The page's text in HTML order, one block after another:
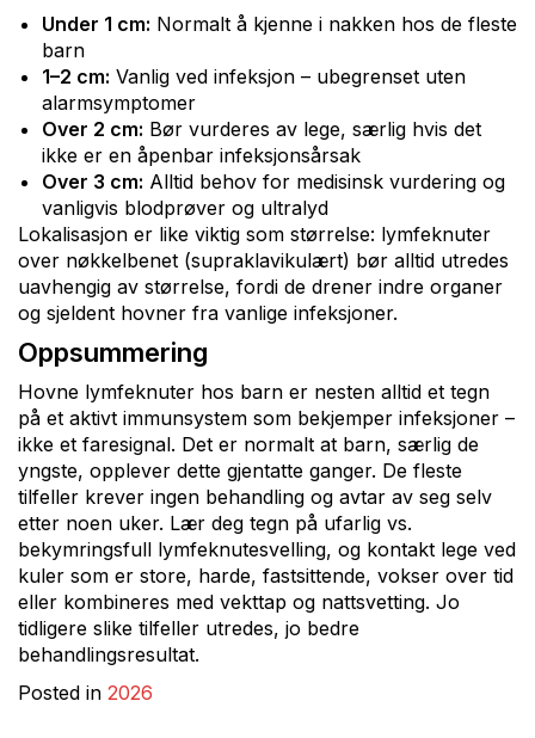
Under 1 cm: Normalt å kjenne i nakken hos de fleste
barn
1–2 cm: Vanlig ved infeksjon – ubegrenset uten
alarmsymptomer
Over 2 cm: Bør vurderes av lege, særlig hvis det
ikke er en åpenbar infeksjonsårsak
Over 3 cm: Alltid behov for medisinsk vurdering og
vanligvis blodprøver og ultralyd
Lokalisasjon er like viktig som størrelse: lymfeknuter
over nøkkelbenet (supraklavikulært) bør alltid utredes
uavhengig av størrelse, fordi de drener indre organer
og sjeldent hovner fra vanlige infeksjoner.
Oppsummering
Hovne lymfeknuter hos barn er nesten alltid et tegn
på et aktivt immunsystem som bekjemper infeksjoner –
ikke et faresignal. Det er normalt at barn, særlig de
yngste, opplever dette gjentatte ganger. De fleste
tilfeller krever ingen behandling og avtar av seg selv
etter noen uker. Lær deg tegn på ufarlig vs.
bekymringsfull lymfeknutesvelling, og kontakt lege ved
kuler som er store, harde, fastsittende, vokser over tid
eller kombineres med vekttap og nattsvetting. Jo
tidligere slike tilfeller utredes, jo bedre
behandlingsresultat.
Posted in 2026